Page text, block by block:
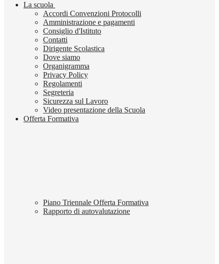
La scuola
Accordi Convenzioni Protocolli
Amministrazione e pagamenti
Consiglio d'Istituto
Contatti
Dirigente Scolastica
Dove siamo
Organigramma
Privacy Policy
Regolamenti
Segreteria
Sicurezza sul Lavoro
Video presentazione della Scuola
Offerta Formativa
Piano Triennale Offerta Formativa
Rapporto di autovalutazione